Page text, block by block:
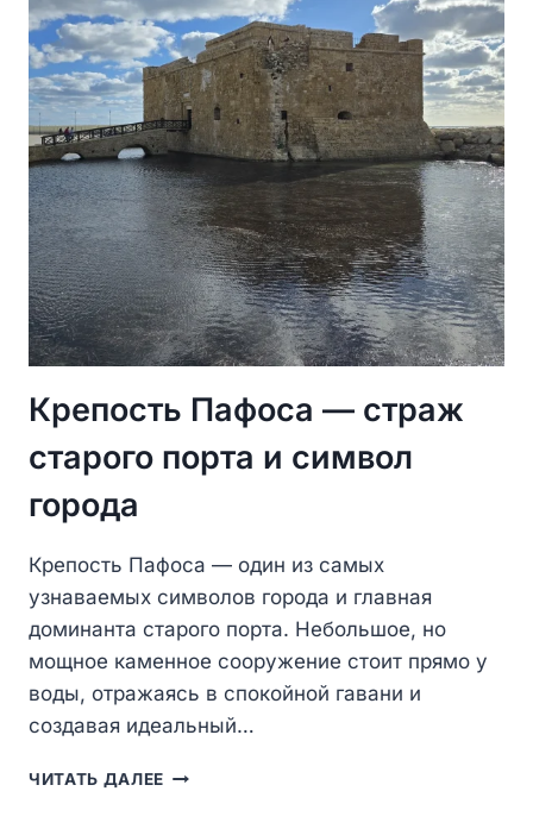
ВЕКА
Крепость Пафоса — страж
старого порта и символ
города
Крепость Пафоса — один из самых
узнаваемых символов города и главная
доминанта старого порта. Небольшое, но
мощное каменное сооружение стоит прямо у
воды, отражаясь в спокойной гавани и
создавая идеальный…
ЧИТАТЬ ДАЛЕЕ КРЕПОСТЬ